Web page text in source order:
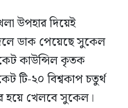
উপহার দিয়েই
ডাক পেয়েছে সুকেল
কাউন্সিল কৃতক
টি-২০ বিশ্বকাপ চতুর্থ
হয়ে খেলবে সুকেল।